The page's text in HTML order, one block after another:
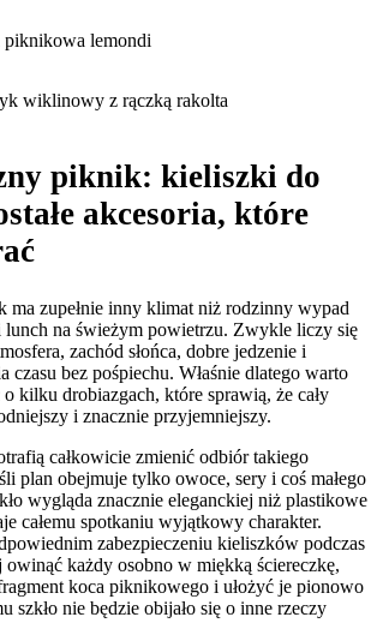
piknik: kieliszki do
akcesoria, które
ma zupełnie inny klimat niż rodzinny wypad
lunch na świeżym powietrzu. Zwykle liczy się
zachód słońca, dobre jedzenie i
czasu bez pośpiechu. Właśnie dlatego warto
kilku drobiazgach, które sprawią, że cały
i znacznie przyjemniejszy.
całkowicie zmienić odbiór takiego
plan obejmuje tylko owoce, sery i coś małego
wygląda znacznie eleganckiej niż plastikowe
całemu spotkaniu wyjątkowy charakter.
zabezpieczeniu kieliszków podczas
każdy osobno w miękką ściereczkę,
koca piknikowego i ułożyć je pionowo
szkło nie będzie obijało się o inne rzeczy